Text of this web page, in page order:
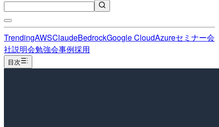
TrendingAWSClaudeBedrockGoogle CloudAzureセミナー会
社説明会勉強会事例採用
目次